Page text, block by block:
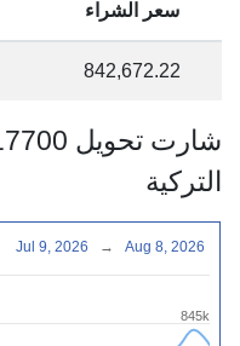
سعر الشراء
842,672.22
التركية
845k
Jul 9, 2026 → Aug 8, 2026